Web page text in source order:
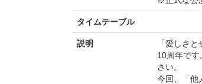
タイムテーブル
説明
「愛しさ
10周年で
さい。
今回、「他